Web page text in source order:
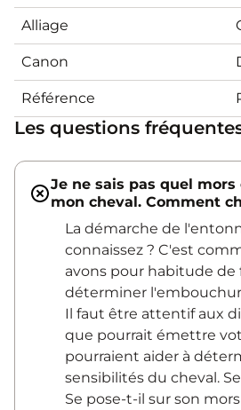
Alliage
Canon
Référence
Les questions
Je ne sais pas quel
mon cheval. Comment
La démarche de
connaissez ? C'est
avons pour habitude
déterminer
Il faut être attentif aux
que pourrait émettre
pourraient aider à
sensibilités du cheval.
Se pose-t-il sur son